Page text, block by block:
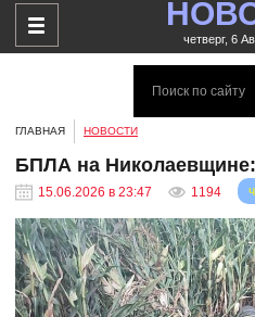
четверг, 6
ГЛАВНАЯ НОВОСТИ
БПЛА на
15.06.2026 в 23:47 1194